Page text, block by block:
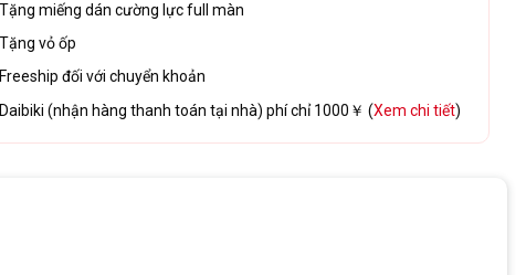
Tặng miếng dán cường lực full màn
Tặng vỏ ốp
Freeship đối với chuyển khoản
Daibiki (nhận hàng thanh toán tại nhà) phí chỉ 1000￥ (Xem chi tiết)